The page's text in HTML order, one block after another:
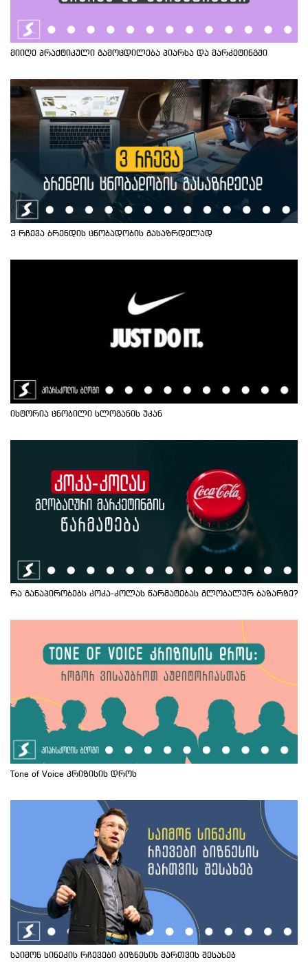
მიიღე პრაქტიკული გამოცდილება პიარსა და მარკეტინგში
3 რჩევა ბრენდის ცნობადობის გასაზრდელად
ისტორია ცნობილი სლოგანის უკან
რა განაპირობებს კოკა-კოლას წარმატებას გლობალურ ბაზარზე?
Tone of Voice კრიზისის დროს
საიმონ სინეკის რჩევები ბიზნესის მართვის შესახებ